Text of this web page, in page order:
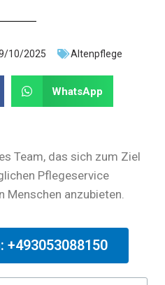
10/2025 Altenpflege
WhatsApp
Team, das sich zum Ziel
Pflegeservice
Menschen anzubieten.